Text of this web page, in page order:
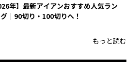
年】最新アイアンおすすめ人気ラン
｜90切り・100切りへ！
もっと読む